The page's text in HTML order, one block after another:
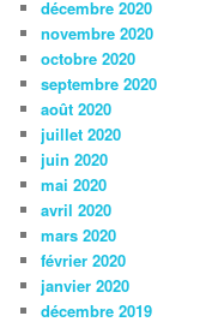
décembre 2020
novembre 2020
octobre 2020
septembre 2020
août 2020
juillet 2020
juin 2020
mai 2020
avril 2020
mars 2020
février 2020
janvier 2020
décembre 2019